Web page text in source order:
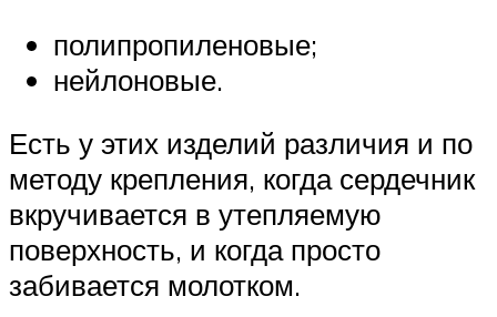
полипропиленовые;
нейлоновые.
Есть у этих изделий различия и по
методу крепления, когда сердечник
вкручивается в утепляемую
поверхность, и когда просто
забивается молотком.